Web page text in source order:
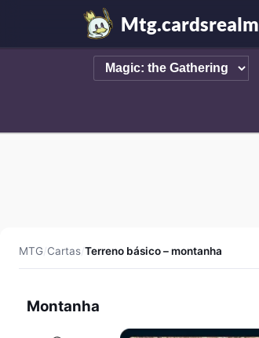
Mtg.cardsrealm
MTG/Cartas/Terreno básico – montanha
Montanha